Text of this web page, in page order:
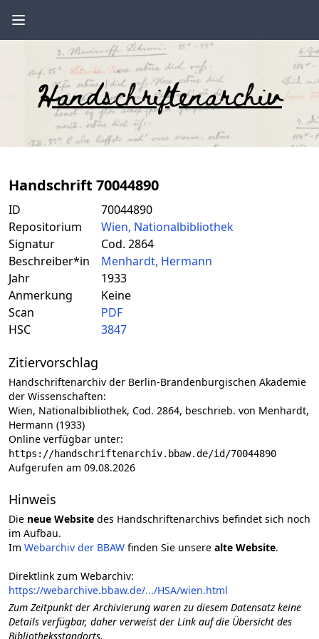
Handschriftenarchiv
Handschrift 70044890
ID
70044890
Repositorium
Wien, Nationalbibliothek
Signatur
Cod. 2864
Beschreiber*in
Menhardt, Hermann
Jahr
1933
Anmerkung
Keine
Scan
PDF
HSC
3847
Zitiervorschlag
Handschriftenarchiv der Berlin-Brandenburgischen Akademie
der Wissenschaften:
Wien, Nationalbibliothek, Cod. 2864, beschrieb. von Menhardt,
Hermann (1933)
Online verfügbar unter:
https://handschriftenarchiv.bbaw.de/id/70044890
Aufgerufen am 09.08.2026
Hinweis
Die neue Website des Handschriftenarchivs befindet sich noch
im Aufbau.
Im Webarchiv der BBAW finden Sie unsere alte Website.
Direktlink zum Webarchiv:
https://webarchive.bbaw.de/.../HSA/wien.html
Zum Zeitpunkt der Archivierung waren zu diesem Datensatz keine
Details verfügbar, daher verweist der Link auf die Übersicht des
Bibliotheksstandorts.